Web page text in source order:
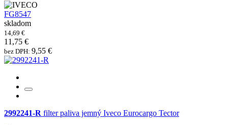
FG8547
skladom
14,69 €
11,75 €
bez DPH: 9,55 €
2992241-R filter paliva jemný Iveco Eurocargo Tector